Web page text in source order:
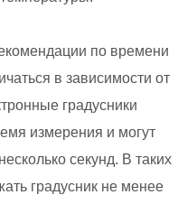
по времени
в зависимости от
градусники
измерения и могут
секунд. В таких
градусник не менее